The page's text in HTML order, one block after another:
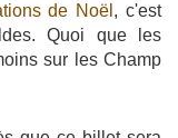
de Noël , c'est
Quoi que les
sur les Champ